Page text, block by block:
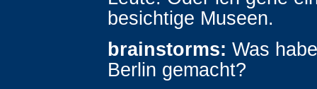
besichtige Museen.
brainstorms: Was
Berlin gemacht?